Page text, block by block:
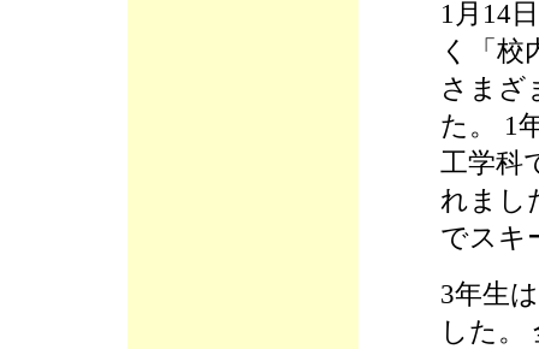
1月14
く「校
さまざ
た。 1
工学科
れまし
でスキ
3年生
した。